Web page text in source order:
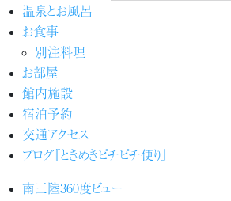
温泉とお風呂
お食事
別注料理
お部屋
館内施設
宿泊予約
交通アクセス
ブログ『ときめきピチピチ便り』
南三陸360度ビュー